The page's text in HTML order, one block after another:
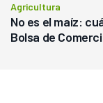
Agricultura
No es el maíz:
Bolsa de